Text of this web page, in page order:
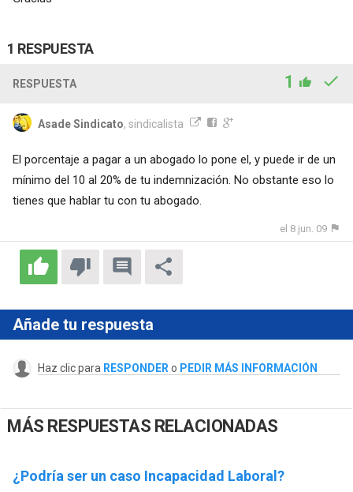
1 RESPUESTA
RESPUESTA 1
Asade Sindicato, sindicalista
El porcentaje a pagar a un abogado lo pone el, y puede ir de un
mínimo del 10 al 20% de tu indemnización. No obstante eso lo
tienes que hablar tu con tu abogado.
el 8 jun. 09
Añade tu respuesta
Haz clic para RESPONDER o PEDIR MÁS INFORMACIÓN
MÁS RESPUESTAS RELACIONADAS
¿Podría ser un caso Incapacidad Laboral?